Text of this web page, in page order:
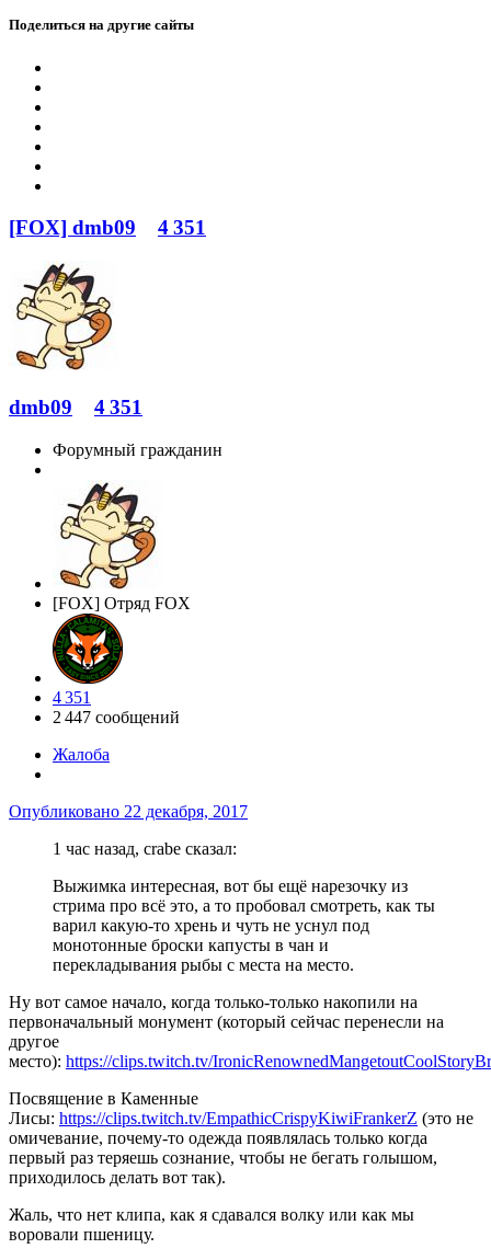
Поделиться на другие сайты
[FOX] dmb09 4 351
dmb09 4 351
Форумный гражданин
[FOX] Отряд FOX
4 351
2 447 сообщений
Жалоба
Опубликовано 22 декабря, 2017
1 час назад, crabe сказал:
Выжимка интересная, вот бы ещё нарезочку из
стрима про всё это, а то пробовал смотреть, как ты
варил какую-то хрень и чуть не уснул под
монотонные броски капусты в чан и
перекладывания рыбы с места на место.
Ну вот самое начало, когда только-только накопили на
первоначальный монумент (который сейчас перенесли на
другое
место): https://clips.twitch.tv/
Посвящение в Каменные
Лисы: https://clips.twitch.tv/EmpathicCrispyKiwiFrankerZ (это не
омичевание, почему-то одежда появлялась только когда
первый раз теряешь сознание, чтобы не бегать голышом,
приходилось делать вот так).
Жаль, что нет клипа, как я сдавался волку или как мы
воровали пшеницу.